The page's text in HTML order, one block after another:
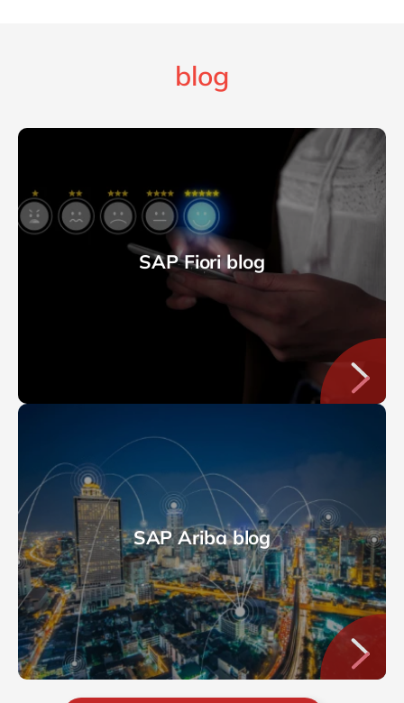
blog
SAP Fiori blog
SAP Ariba blog